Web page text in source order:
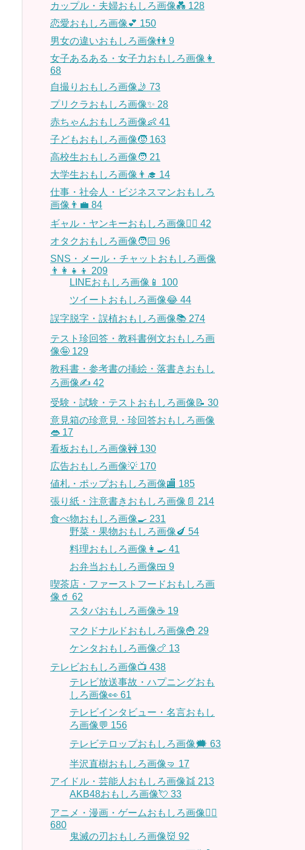
カップル・夫婦おもしろ画像💑 128
恋愛おもしろ画像💕 150
男女の違いおもしろ画像👫 9
女子あるある・女子力おもしろ画像👩
68
自撮りおもしろ画像🤳 73
プリクラおもしろ画像✨ 28
赤ちゃんおもしろ画像👶 41
子どもおもしろ画像🧒 163
高校生おもしろ画像🧑 21
大学生おもしろ画像👨‍🎓 14
仕事・社会人・ビジネスマンおもしろ
画像👨‍💼 84
ギャル・ヤンキーおもしろ画像👱‍♀️ 42
オタクおもしろ画像🧑🏻 96
SNS・メール・チャットおもしろ画像
👨‍👩‍👧‍👦 209
LINEおもしろ画像📱 100
ツイートおもしろ画像😂 44
誤字脱字・誤植おもしろ画像📚 274
テスト珍回答・教科書例文おもしろ画
像🤪 129
教科書・参考書の挿絵・落書きおもし
ろ画像✍️ 42
受験・試験・テストおもしろ画像📝 30
意見箱の珍意見・珍回答おもしろ画像
👄 17
看板おもしろ画像🚧 130
広告おもしろ画像💡 170
値札・ポップおもしろ画像🏬 185
張り紙・注意書きおもしろ画像📄 214
食べ物おもしろ画像🍳 231
野菜・果物おもしろ画像🍆 54
料理おもしろ画像👩‍🍳 41
お弁当おもしろ画像🍱 9
喫茶店・ファーストフードおもしろ画
像🥤 62
スタバおもしろ画像☕️ 19
マクドナルドおもしろ画像🍟 29
ケンタおもしろ画像🍗 13
テレビおもしろ画像📺 438
テレビ放送事故・ハプニングおも
しろ画像👀 61
テレビインタビュー・名言おもし
ろ画像💬 156
テレビテロップおもしろ画像🗯 63
半沢直樹おもしろ画像🤜 17
アイドル・芸能人おもしろ画像👯 213
AKB48おもしろ画像💘 33
アニメ・漫画・ゲームおもしろ画像🧚‍♀️
680
鬼滅の刃おもしろ画像👹 92